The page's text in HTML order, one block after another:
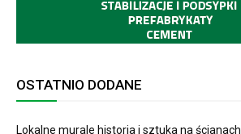
OSTATNIO DODANE
Lokalne murale historia i sztuka na ścianach